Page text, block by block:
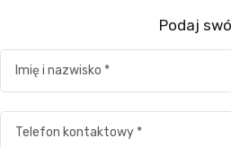
Podaj